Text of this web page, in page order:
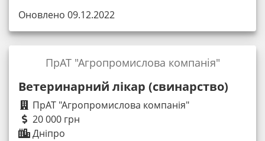
Оновлено 09.12.2022
Ветеринарний лікар (свинарство)
ПрАТ "Агропромислова компанія"
20 000 грн
Дніпро
ПрАТ "Агропромислова компанія"